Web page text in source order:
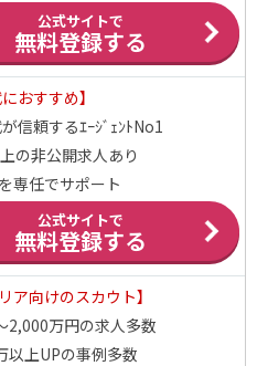
公式サイトで
無料登録する
おすすめ】
信頼するｴｰｼﾞｪﾝﾄNo1
の非公開求人あり
専任でサポート
公式サイトで
無料登録する
ア向けのスカウト】
2,000万円の求人多数
以上UPの事例多数